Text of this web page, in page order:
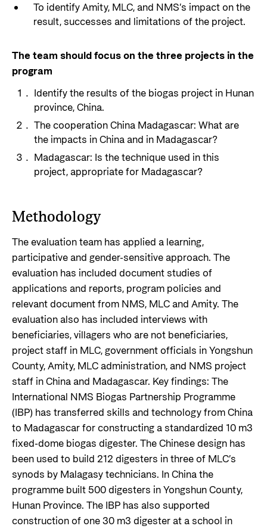
To identify Amity, MLC, and NMS’s impact on the
result, successes and limitations of the project.
The team should focus on the three projects in the
program
Identify the results of the biogas project in Hunan
province, China.
The cooperation China Madagascar: What are
the impacts in China and in Madagascar?
Madagascar: Is the technique used in this
project, appropriate for Madagascar?
Methodology
The evaluation team has applied a learning,
participative and gender-sensitive approach. The
evaluation has included document studies of
applications and reports, program policies and
relevant document from NMS, MLC and Amity. The
evaluation also has included interviews with
beneficiaries, villagers who are not beneficiaries,
project staff in MLC, government officials in Yongshun
County, Amity, MLC administration, and NMS project
staff in China and Madagascar. Key findings: The
International NMS Biogas Partnership Programme
(IBP) has transferred skills and technology from China
to Madagascar for constructing a standardized 10 m3
fixed-dome biogas digester. The Chinese design has
been used to build 212 digesters in three of MLC’s
synods by Malagasy technicians. In China the
programme built 500 digesters in Yongshun County,
Hunan Province. The IBP has also supported
construction of one 30 m3 digester at a school in